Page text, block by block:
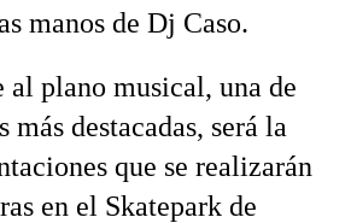
manos de Dj Caso.
al plano musical, una de
más destacadas, será la
que se realizarán
en el Skatepark de